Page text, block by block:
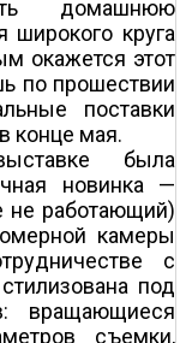
домашнюю
широкого круга
окажется этот
по прошествии
поставки
конце мая.
была
новинка —
не работающий)
камеры
с
под
вращающиеся
съемки,